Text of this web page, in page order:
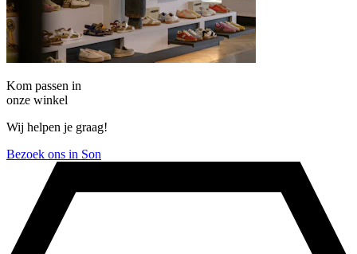
Kom passen in
onze winkel
Wij helpen je graag!
Bezoek ons in Son